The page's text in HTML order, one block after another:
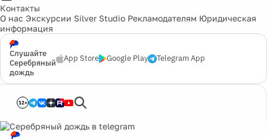
Контакты
О нас Экскурсии Silver Studio Рекламодателям Юридическая
информация
Слушайте
Серебряный
дождь
App Store Google Play Telegram App
12+